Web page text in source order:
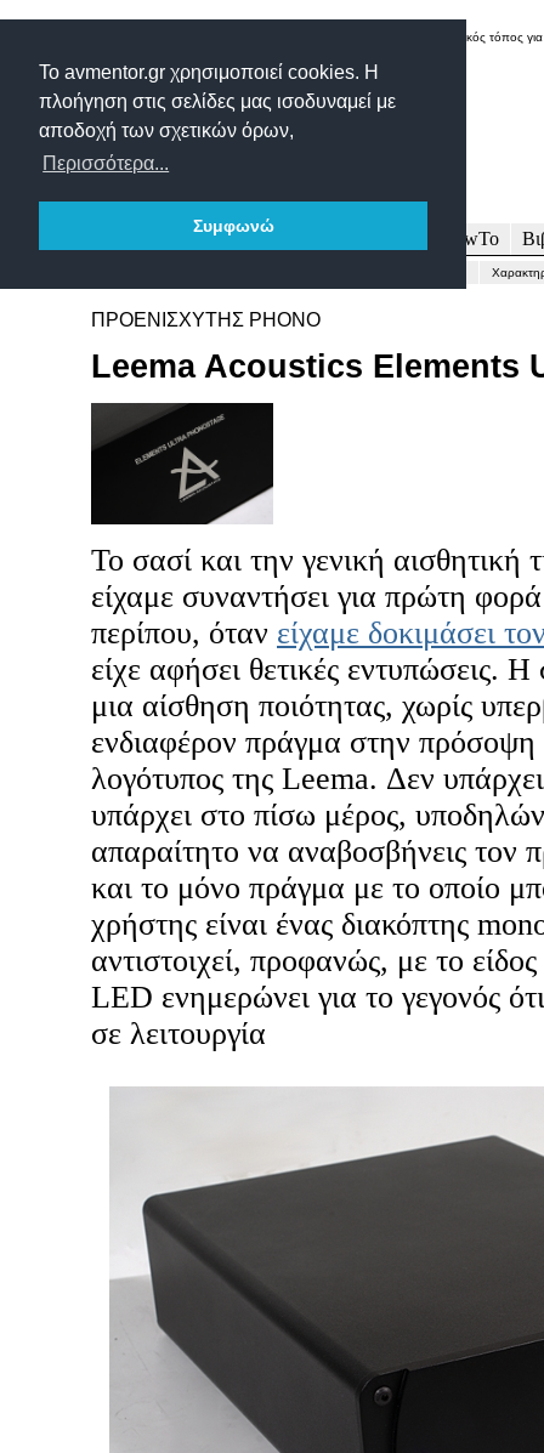
Το avmentor.gr χρησιμοποιεί cookies. Η
πλοήγηση στις σελίδες μας ισοδυναμεί με
αποδοχή των σχετικών όρων,
Περισσότερα...
Συμφωνώ
Δικτυακός τόπος
Δοκιμές Άρθρα HowTo
ΠΡΟΕΝΙΣΧΥΤΗΣ PHONO
Leema Acoustics Elements
Το σασί και την γενική αισθητική
είχαμε συναντήσει για πρώτη
περίπου, όταν είχαμε δοκιμάσει
είχε αφήσει θετικές εντυπώσεις.
μια αίσθηση ποιότητας, χωρίς
ενδιαφέρον πράγμα στην πρόσοψη
λογότυπος της Leema. Δεν
υπάρχει στο πίσω μέρος,
απαραίτητο να αναβοσβήνεις τον
και το μόνο πράγμα με το οποίο
χρήστης είναι ένας διακόπτης
αντιστοιχεί, προφανώς, με το
LED ενημερώνει για το γεγονός
σε λειτουργία